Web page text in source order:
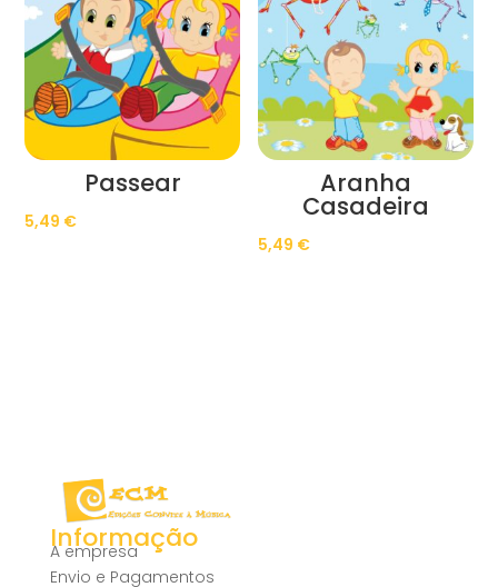
Passear
5,49 €
Aranha
Casadeira
5,49 €
Informação
A empresa
Envio e Pagamentos